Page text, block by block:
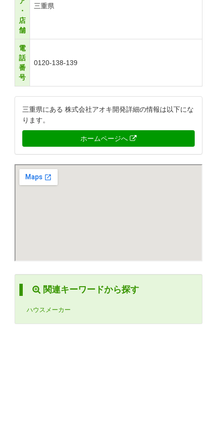
・
店
舗
三重県
電
話
番
号
0120-138-139
三重県にある 株式会社アオキ開発詳細の情報は以下にな
ります。
ホームページへ
関連キーワードから探す
ハウスメーカー